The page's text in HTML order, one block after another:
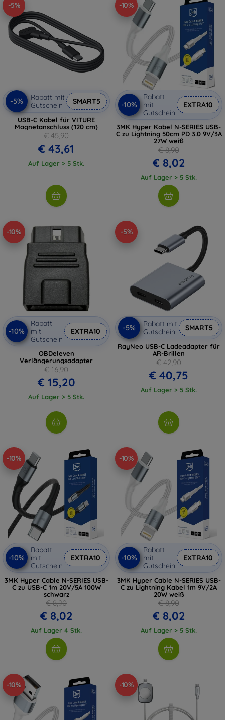
-5%
-5%
Rabatt mit
Gutschein
SMART5
USB-C Kabel für VITURE
Magnetanschluss (120 cm)
€ 45,90
€ 43,61
Auf Lager > 5 Stk.
-10%
-10%
Rabatt
mit
Gutschein
EXTRA10
3MK Hyper Kabel N-SERIES USB-
C zu Lightning 50cm PD 3.0 9V/3A
27W weiß
€ 8,90
€ 8,02
Auf Lager > 5 Stk.
-10%
-10%
Rabatt
mit
Gutschein
EXTRA10
OBDeleven
Verlängerungsadapter
€ 16,90
€ 15,20
Auf Lager > 5 Stk.
-5%
-5%
Rabatt mit
Gutschein
SMART5
RayNeo USB-C Ladeadapter für
AR-Brillen
€ 42,90
€ 40,75
Auf Lager > 5 Stk.
-10%
-10%
Rabatt
mit
Gutschein
EXTRA10
3MK Hyper Cable N-SERIES USB-
C zu USB-C 1m 20V/5A 100W
schwarz
€ 8,90
€ 8,02
Auf Lager 4 Stk.
-10%
-10%
Rabatt
mit
Gutschein
EXTRA10
3MK Hyper Cable N-SERIES USB-
C zu Lightning Kabel 1m 9V/2A
20W weiß
€ 8,90
€ 8,02
Auf Lager > 5 Stk.
-10% -10%